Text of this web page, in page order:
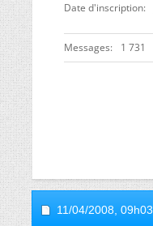
Date d'inscription
Messages 1 731
11/04/2008, 09h03